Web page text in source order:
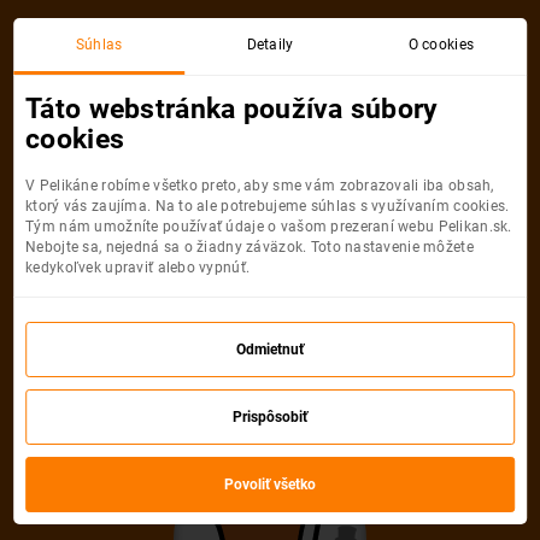
Detail pobytu
Ups! Tento pobyt
nemožno nájsť
Pelikán sa veľmi snažil, ale uvedenú
ponuku nevie nájsť. Možno, že je
neaktuálna alebo uvedená URL adresa
nie je správna.
Súhlas Detaily O cookies
Táto webstránka používa súbory
cookies
V Pelikáne robíme všetko preto, aby sme vám zobrazovali iba obsah,
ktorý vás zaujíma. Na to ale potrebujeme súhlas s využívaním cookies.
Tým nám umožníte používať údaje o vašom prezeraní webu Pelikan.sk.
Nebojte sa, nejedná sa o žiadny záväzok. Toto nastavenie môžete
kedykoľvek upraviť alebo vypnúť.
Odmietnuť
Prispôsobiť
Povoliť všetko